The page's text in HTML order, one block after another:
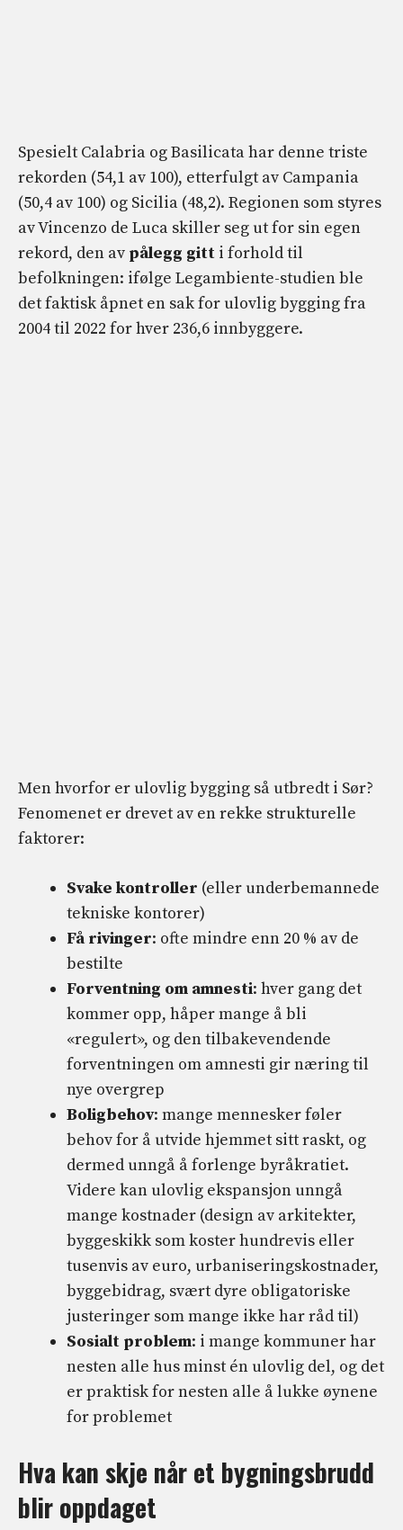
Spesielt Calabria og Basilicata har denne triste
rekorden (54,1 av 100), etterfulgt av Campania
(50,4 av 100) og Sicilia (48,2). Regionen som styres
av Vincenzo de Luca skiller seg ut for sin egen
rekord, den av pålegg gitt i forhold til
befolkningen: ifølge Legambiente-studien ble
det faktisk åpnet en sak for ulovlig bygging fra
2004 til 2022 for hver 236,6 innbyggere.
Men hvorfor er ulovlig bygging så utbredt i Sør?
Fenomenet er drevet av en rekke strukturelle
faktorer:
Svake kontroller (eller underbemannede
tekniske kontorer)
Få rivinger: ofte mindre enn 20 % av de
bestilte
Forventning om amnesti: hver gang det
kommer opp, håper mange å bli
«regulert», og den tilbakevendende
forventningen om amnesti gir næring til
nye overgrep
Boligbehov: mange mennesker føler
behov for å utvide hjemmet sitt raskt, og
dermed unngå å forlenge byråkratiet.
Videre kan ulovlig ekspansjon unngå
mange kostnader (design av arkitekter,
byggeskikk som koster hundrevis eller
tusenvis av euro, urbaniseringskostnader,
byggebidrag, svært dyre obligatoriske
justeringer som mange ikke har råd til)
Sosialt problem: i mange kommuner har
nesten alle hus minst én ulovlig del, og det
er praktisk for nesten alle å lukke øynene
for problemet
Hva kan skje når et bygningsbrudd
blir oppdaget